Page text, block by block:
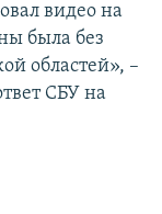
видео на
была без
областей», –
СБУ на